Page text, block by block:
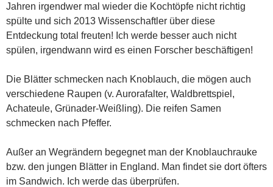
Jahren irgendwer mal wieder die Kochtöpfe nicht richtig
spülte und sich 2013 Wissenschaftler über diese
Entdeckung total freuten! Ich werde besser auch nicht
spülen, irgendwann wird es einen Forscher beschäftigen!
Die Blätter schmecken nach Knoblauch, die mögen auch
verschiedene Raupen (v. Aurorafalter, Waldbrettspiel,
Achateule, Grünader-Weißling). Die reifen Samen
schmecken nach Pfeffer.
Außer an Wegrändern begegnet man der Knoblauchrauke
bzw. den jungen Blätter in England. Man findet sie dort öfters
im Sandwich. Ich werde das überprüfen.